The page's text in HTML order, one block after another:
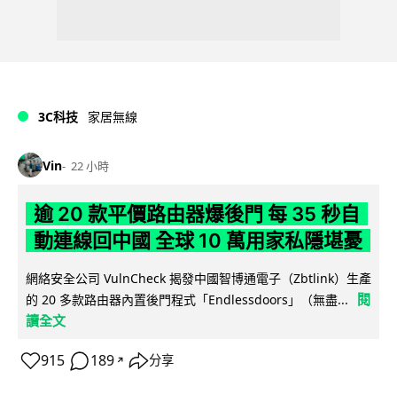
3C科技 家居無線
Vin 22 小時
逾 20 款平價路由器爆後門 每 35 秒自
動連線回中國 全球 10 萬用家私隱堪憂
網絡安全公司 VulnCheck 揭發中國智博通電子（Zbtlink）生產
的 20 多款路由器內置後門程式「Endlessdoors」（無盡...
閱
讀全文
915 189 ↗ 分享